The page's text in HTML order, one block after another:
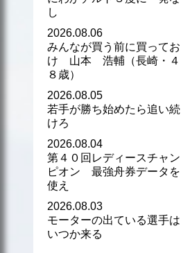
し
2026.08.06
みんなが買う前に買ってお
け 山本 浩輔（長崎・４
８歳）
2026.08.05
若手が勝ち始めたら追い続
けろ
2026.08.04
第４０回レディースチャン
ピオン 最強舟券データを
使え
2026.08.03
モーターの出ている選手は
いつか来る